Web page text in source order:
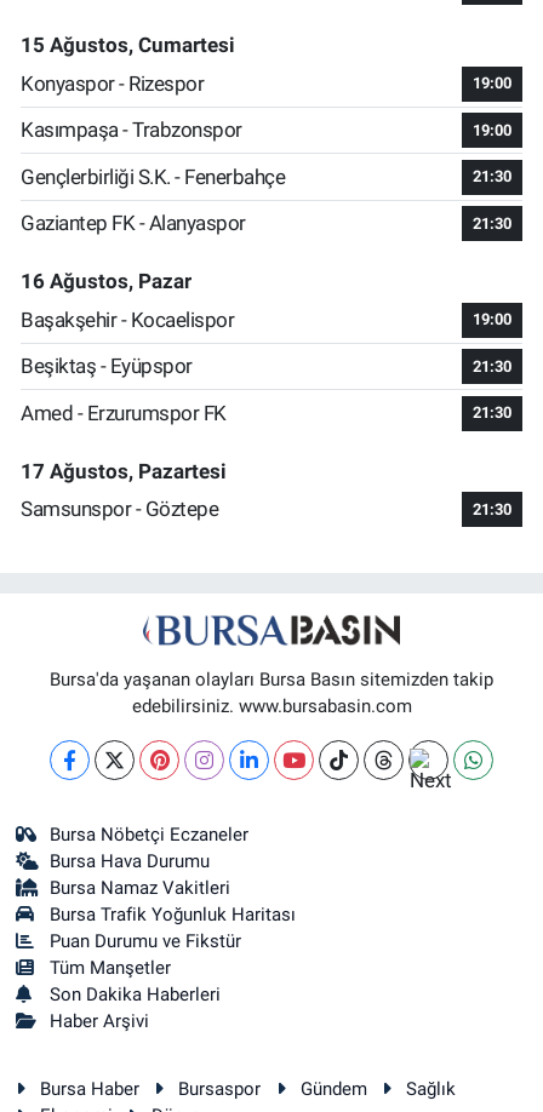
15 Ağustos, Cumartesi
Konyaspor - Rizespor
19:00
Kasımpaşa - Trabzonspor 19:00
Gençlerbirliği S.K. - Fenerbahçe 21:30
Gaziantep FK - Alanyaspor 21:30
16 Ağustos, Pazar
Başakşehir - Kocaelispor
19:00
Beşiktaş - Eyüpspor 21:30
Amed - Erzurumspor FK 21:30
17 Ağustos, Pazartesi
Samsunspor - Göztepe
21:30
Bursa'da yaşanan olayları Bursa Basın sitemizden takip
edebilirsiniz. www.bursabasin.com
Bursa Nöbetçi Eczaneler
Bursa Hava Durumu
Bursa Namaz Vakitleri
Bursa Trafik Yoğunluk Haritası
Puan Durumu ve Fikstür
Tüm Manşetler
Son Dakika Haberleri
Haber Arşivi
Bursa Haber Bursaspor Gündem
Sağlık